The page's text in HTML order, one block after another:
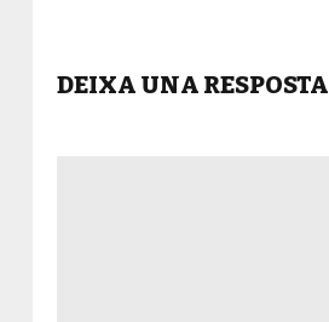
DEIXA UNA RESPOSTA